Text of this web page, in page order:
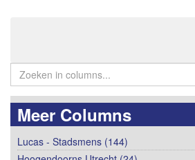
Meer Columns
Lucas - Stadsmens (144)